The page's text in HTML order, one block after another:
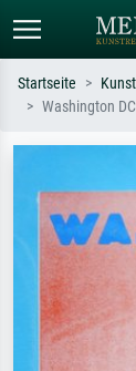
oder Stilen
Sternennacht,
Startseite
Washington